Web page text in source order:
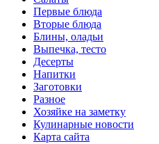
Первые блюда
Вторые блюда
Блины, оладьи
Выпечка, тесто
Десерты
Напитки
Заготовки
Разное
Хозяйке на заметку
Кулинарные новости
Карта сайта